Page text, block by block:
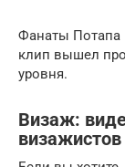
Фанаты Потапа
клип вышел
уровня.
Визаж:
визажистов